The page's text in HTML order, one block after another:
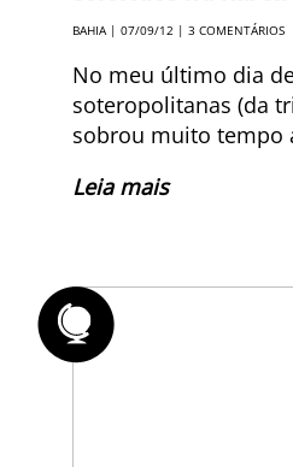
BAHIA| 07/09/12 | 3 COMENTÁRIOS
No meu último dia
soteropolitanas (da
sobrou muito tempo
Leia mais